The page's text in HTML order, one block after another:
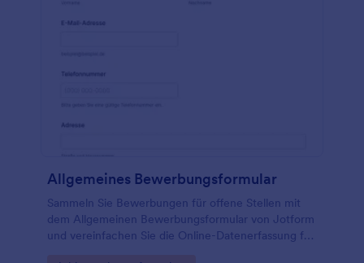
Allgemeines Bewerbungsformular
Sammeln Sie Bewerbungen für offene Stellen mit
dem Allgemeinen Bewerbungsformular von Jotform
und vereinfachen Sie die Online-Datenerfassung für